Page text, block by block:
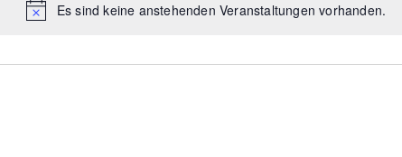
Hinweis
Es sind keine anstehenden Veranstaltungen vorhanden.